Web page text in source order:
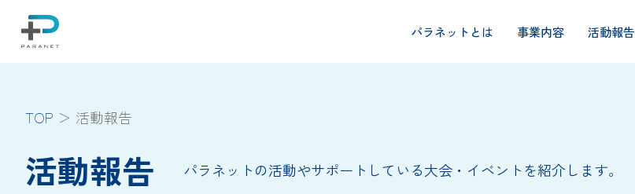
パラネットとは 事業内容 活動報告
TOP 活動報告
活動報告 パラネットの活動やサポートしている大会・イベントを紹介します。